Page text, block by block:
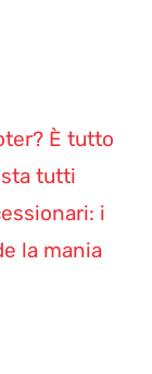
È tutto
tutti
i
la mania